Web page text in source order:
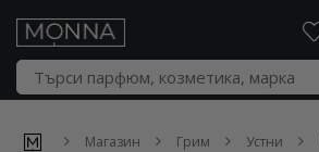
Магазин Грим Устни